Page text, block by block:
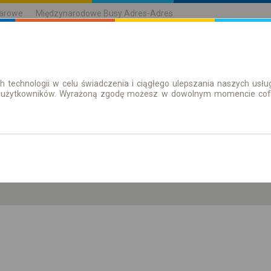
Międzynarodowe Busy Adres-Adres
| Bilety Bilety okresowe
technologii w celu świadczenia i ciągłego ulepszania naszych
Wyrażoną zgodę możesz w dowolnym momencie